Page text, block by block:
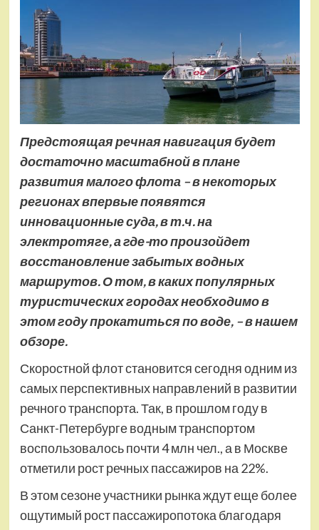
Предстоящаяречнаянавигация будет
достаточно масштабной в плане
развития малого флота – в некоторых
регионах впервые появятся
инновационные суда, в т.ч. на
электротяге, а где-то произойдет
восстановление забытых водных
маршрутов. О том, в каких популярных
туристических городахнеобходимов
этом году прокатиться по воде, – в нашем
обзоре.
Скоростной флот становится сегодня одним из
самых перспективных направлений в развитии
речного транспорта. Так, в прошлом году в
Санкт-Петербурге водным транспортом
воспользовалось почти 4 млн чел., а в Москве
отметили рост речных пассажиров на 22%.
В этом сезоне участники рынка ждут еще более
ощутимый рост пассажиропотока благодаря